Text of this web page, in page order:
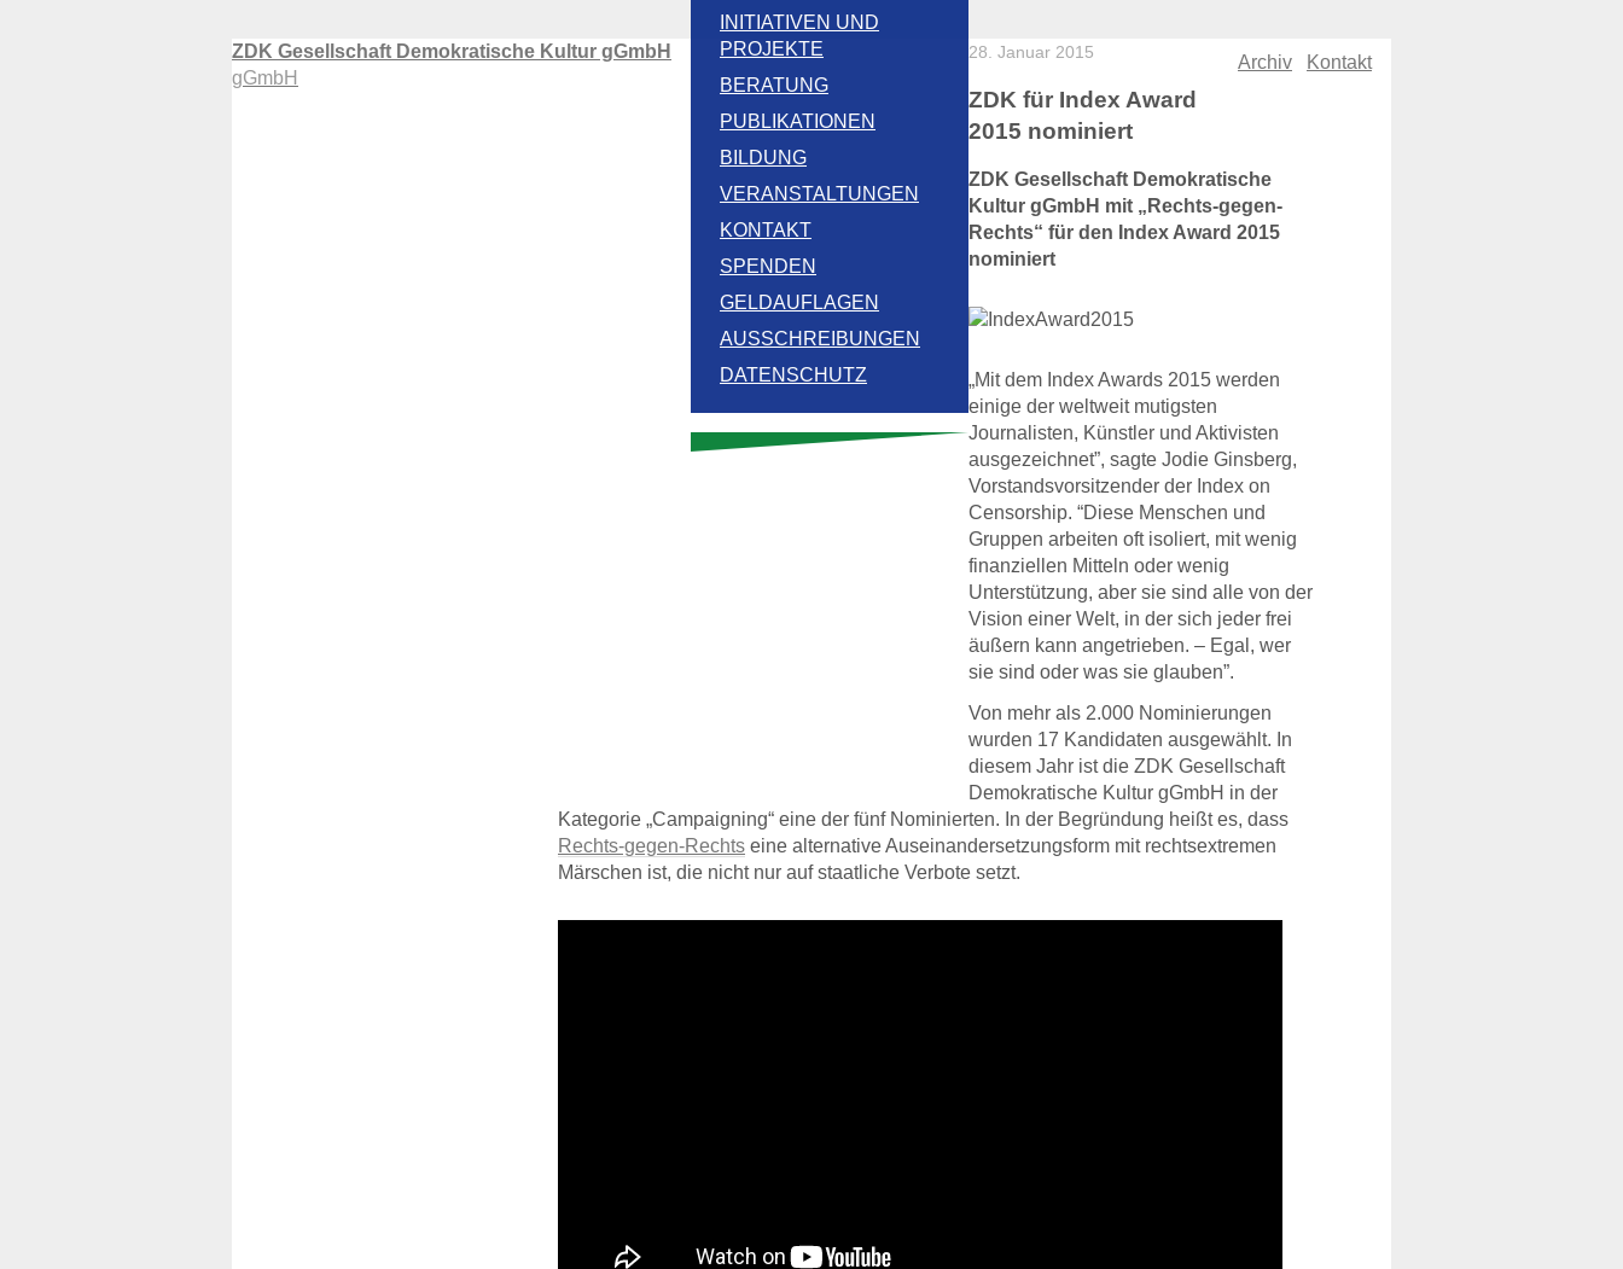
ZDK Gesellschaft Demokratische Kultur gGmbH
gGmbH
Archiv Kontakt
INITIATIVEN UND
PROJEKTE
BERATUNG
PUBLIKATIONEN
BILDUNG
VERANSTALTUNGEN
KONTAKT
SPENDEN
GELDAUFLAGEN
AUSSCHREIBUNGEN
DATENSCHUTZ
28. Januar 2015
ZDK für Index Award
2015 nominiert
ZDK Gesellschaft Demokratische
Kultur gGmbH mit „Rechts-gegen-
Rechts“ für den Index Award 2015
nominiert
„Mit dem Index Awards 2015 werden
einige der weltweit mutigsten
Journalisten, Künstler und Aktivisten
ausgezeichnet”, sagte Jodie Ginsberg,
Vorstandsvorsitzender der Index on
Censorship. “Diese Menschen und
Gruppen arbeiten oft isoliert, mit wenig
finanziellen Mitteln oder wenig
Unterstützung, aber sie sind alle von der
Vision einer Welt, in der sich jeder frei
äußern kann angetrieben. – Egal, wer
sie sind oder was sie glauben”.
Von mehr als 2.000 Nominierungen
wurden 17 Kandidaten ausgewählt. In
diesem Jahr ist die ZDK Gesellschaft
Demokratische Kultur gGmbH in der
Kategorie „Campaigning“ eine der fünf Nominierten. In der Begründung heißt es, dass
Rechts-gegen-Rechts eine alternative Auseinandersetzungsform mit rechtsextremen
Märschen ist, die nicht nur auf staatliche Verbote setzt.